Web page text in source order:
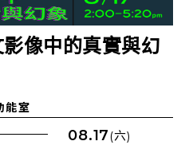
像中的真實與幻
能室
08.17(六)